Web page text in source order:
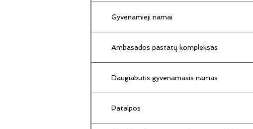
Gyvenamieji namai
Ambasados pastatų kompleksas
Daugiabutis gyvenamasis namas
Patalpos